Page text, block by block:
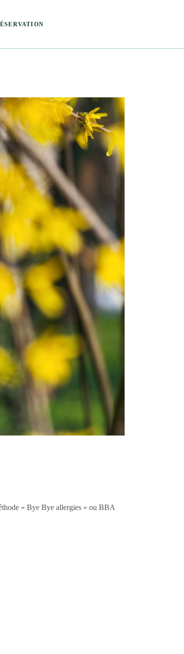
à Amné
« Bye Bye allergies » ou BBA